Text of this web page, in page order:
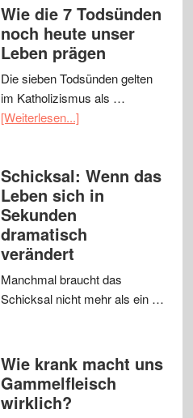
Wie die 7 Todsünden
noch heute unser
Leben prägen
Die sieben Todsünden gelten
im Katholizismus als …
[Weiterlesen...]
Schicksal: Wenn das
Leben sich in
Sekunden
dramatisch
verändert
Manchmal braucht das
Schicksal nicht mehr als ein …
Wie krank macht uns
Gammelfleisch
wirklich?